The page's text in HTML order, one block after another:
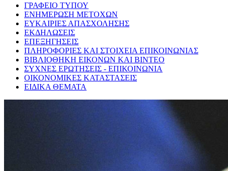
ΓΡΑΦΕΙΟ ΤΥΠΟΥ
ΕΝΗΜΕΡΩΣΗ ΜΕΤΟΧΩΝ
ΕΥΚΑΙΡΙΕΣ ΑΠΑΣΧΟΛΗΣΗΣ
ΕΚΔΗΛΩΣΕΙΣ
ΕΠΕΞΗΓΗΣΕΙΣ
ΠΛΗΡΟΦΟΡΙΕΣ ΚΑΙ ΣΤΟΙΧΕΙΑ ΕΠΙΚΟΙΝΩΝΙΑΣ
ΒΙΒΛΙΟΘΗΚΗ ΕΙΚΟΝΩΝ ΚΑΙ ΒΙΝΤΕΟ
ΣΥΧΝΕΣ ΕΡΩΤΗΣΕΙΣ - ΕΠΙΚΟΙΝΩΝΙΑ
ΟΙΚΟΝΟΜΙΚΕΣ ΚΑΤΑΣΤΑΣΕΙΣ
ΕΙΔΙΚΑ ΘΕΜΑΤΑ